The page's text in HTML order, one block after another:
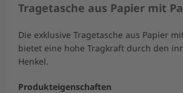
Tragetasche aus Papier mit
Die exklusive Tragetasche aus Papier
bietet eine hohe Tragkraft durch den
Henkel.
Produkteigenschaften